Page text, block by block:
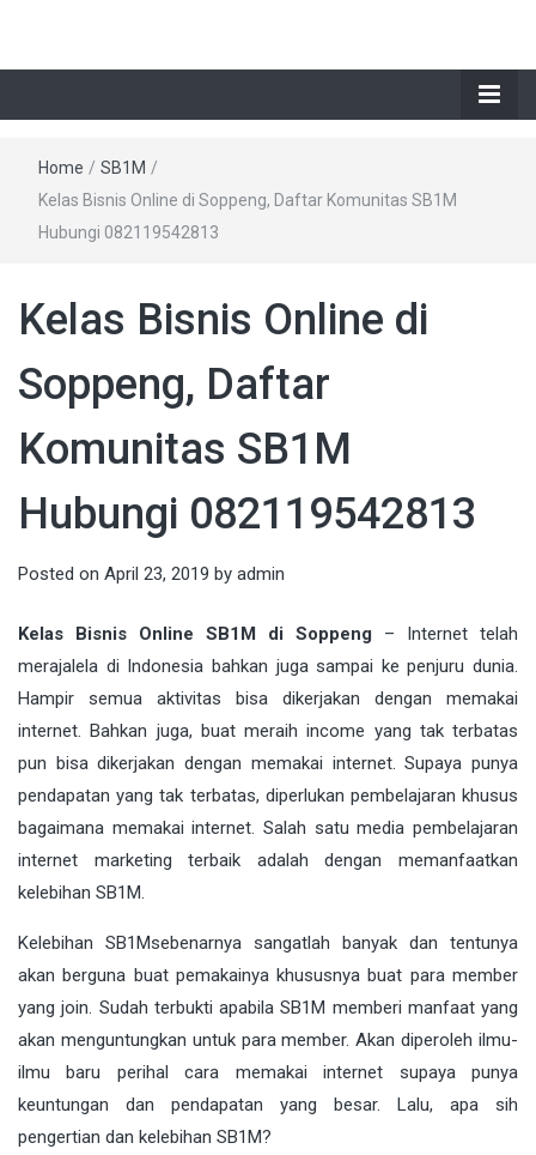
Home / SB1M /
Kelas Bisnis Online di Soppeng, Daftar Komunitas SB1M
Hubungi 082119542813
Kelas Bisnis Online di
Soppeng, Daftar
Komunitas SB1M
Hubungi 082119542813
Posted on April 23, 2019 by admin
Kelas Bisnis Online SB1M di Soppeng – Internet telah
merajalela di Indonesia bahkan juga sampai ke penjuru dunia.
Hampir semua aktivitas bisa dikerjakan dengan memakai
internet. Bahkan juga, buat meraih income yang tak terbatas
pun bisa dikerjakan dengan memakai internet. Supaya punya
pendapatan yang tak terbatas, diperlukan pembelajaran khusus
bagaimana memakai internet. Salah satu media pembelajaran
internet marketing terbaik adalah dengan memanfaatkan
kelebihan SB1M
Kelebihan SB1Msebenarnya sangatlah banyak dan tentunya
akan berguna buat pemakainya khususnya buat para member
yang join. Sudah terbukti apabila SB1M memberi manfaat yang
akan menguntungkan untuk para member. Akan diperoleh ilmu-
ilmu baru perihal cara memakai internet supaya punya
keuntungan dan pendapatan yang besar. Lalu, apa sih
pengertian dan kelebihan SB1M?